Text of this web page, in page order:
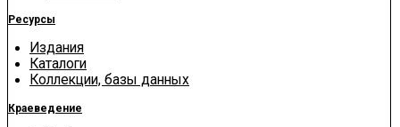
Ресурсы
Издания
Каталоги
Коллекции, базы данных
Краеведение